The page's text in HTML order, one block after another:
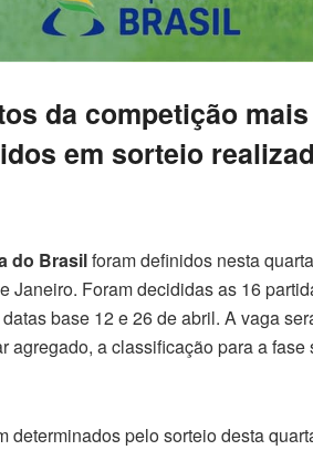
da competição
em sorteio
do Brasilforam definidos nesta
Janeiro. Foram decididas as 16
base 12 e 26 de abril. A vaga
agregado, a classificação para a
determinados pelo sorteio desta